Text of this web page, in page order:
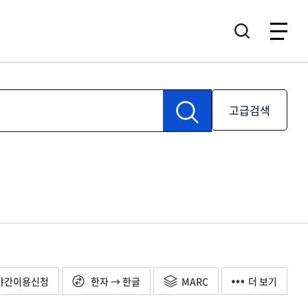
고급검색
간이용신청 한자 → 한글 MARC 더 보기